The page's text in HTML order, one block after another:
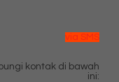
via SMS
kontak di bawah
ini: